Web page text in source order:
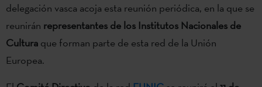
delegación vasca acoja esta reunión periódica, en la que se
reunirán representantes de los Institutos Nacionales de
Cultura que forman parte de esta red de la Unión
Europea.